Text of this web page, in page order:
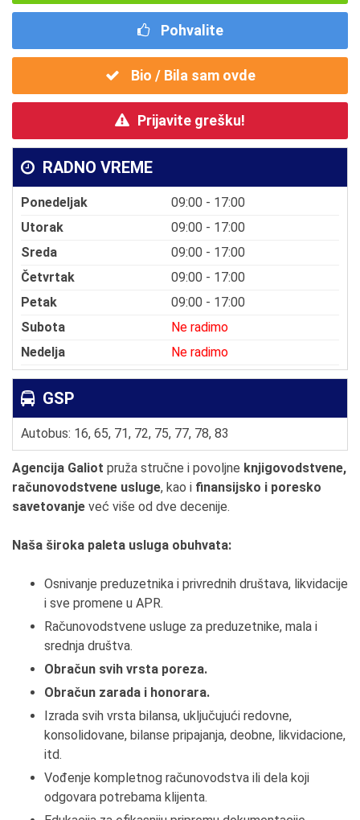
Pohvalite
Bio / Bila sam ovde
Prijavite grešku!
RADNO VREME
Ponedeljak
09:00 - 17:00
Utorak
09:00 - 17:00
Sreda
09:00 - 17:00
Četvrtak
09:00 - 17:00
Petak
09:00 - 17:00
Subota
Ne radimo
Nedelja
Ne radimo
GSP
Autobus: 16, 65, 71, 72, 75, 77, 78, 83
Agencija Galiot pruža stručne i povoljne knjigovodstvene,
računovodstvene usluge, kao i finansijsko i poresko
savetovanje već više od dve decenije.
Naša široka paleta usluga obuhvata:
Osnivanje preduzetnika i privrednih društava, likvidacije
i sve promene u APR.
Računovodstvene usluge za preduzetnike, mala i
srednja društva.
Obračun svih vrsta poreza.
Obračun zarada i honorara.
Izrada svih vrsta bilansa, uključujući redovne,
konsolidovane, bilanse pripajanja, deobne, likvidacione,
itd.
Vođenje kompletnog računovodstva ili dela koji
odgovara potrebama klijenta.